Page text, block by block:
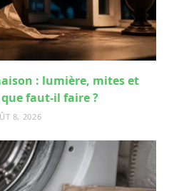
: lumière, mites et
faut-il faire ?
8, 2026